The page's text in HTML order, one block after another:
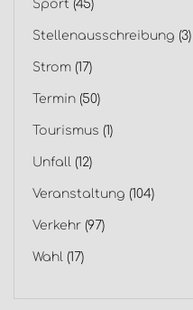
Sport (45)
Stellenausschreibung (3)
Strom (17)
Termin (50)
Tourismus (1)
Unfall (12)
Veranstaltung (104)
Verkehr (97)
Wahl (17)